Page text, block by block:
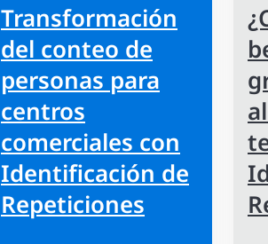
Transformación
del conteo de
personas para
centros
comerciales con
Identificación de
Repeticiones